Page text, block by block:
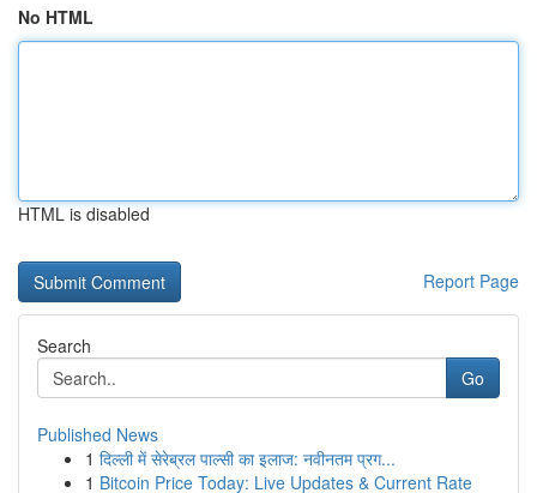
No HTML
HTML is disabled
Report Page
Search
Go
Published News
1 दिल्ली में सेरेब्रल पाल्सी का इलाज: नवीनतम प्रग...
1 Bitcoin Price Today: Live Updates & Current Rate